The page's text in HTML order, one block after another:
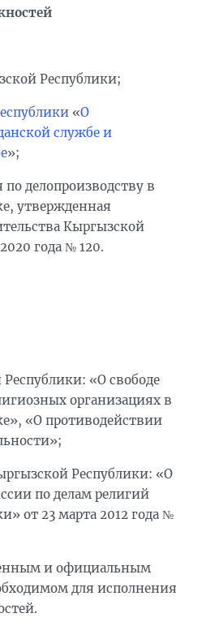
Республики;
«О
службе и
»;
делопроизводству в
утвержденная
Кыргызской
года № 120.
«О свободе
организациях в
«О противодействии
Республики: «О
по делам религий
от 23 марта 2012 года №
и официальным
для исполнения